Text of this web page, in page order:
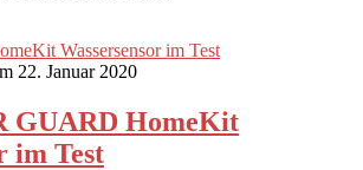
22. Januar 2020
GUARD HomeKit
im Test